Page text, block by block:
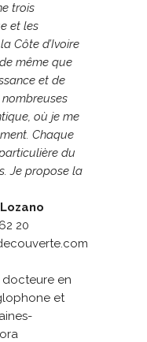
trois
et les
Côte d’Ivoire
même que
et de
où je me
Chaque
du
Je propose la
20
docteure en
et